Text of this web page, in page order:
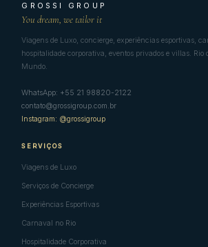
GROSSI GROUP
You dream, we tailor it
Viagens de Luxo, concierge, experiências esportivas,
hospitalidade corporativa, eventos privados e villas. Rio
Mundo.
WhatsApp: +55 21 98820-2122
contato@grossigroup.com.br
Instagram: @grossigroup
SERVIÇOS
Viagens de Luxo
Serviços de Concierge
Experiências Esportivas
Carnaval no Rio
Hospitalidade Corporativa